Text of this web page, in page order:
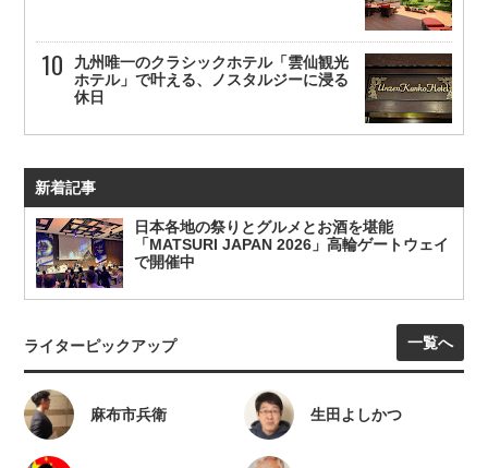
九州唯一のクラシックホテル「雲仙観光
ホテル」で叶える、ノスタルジーに浸る
休日
新着記事
日本各地の祭りとグルメとお酒を堪能
「MATSURI JAPAN 2026」高輪ゲートウェイ
で開催中
ライターピックアップ 一覧へ
麻布市兵衛 生田よしかつ